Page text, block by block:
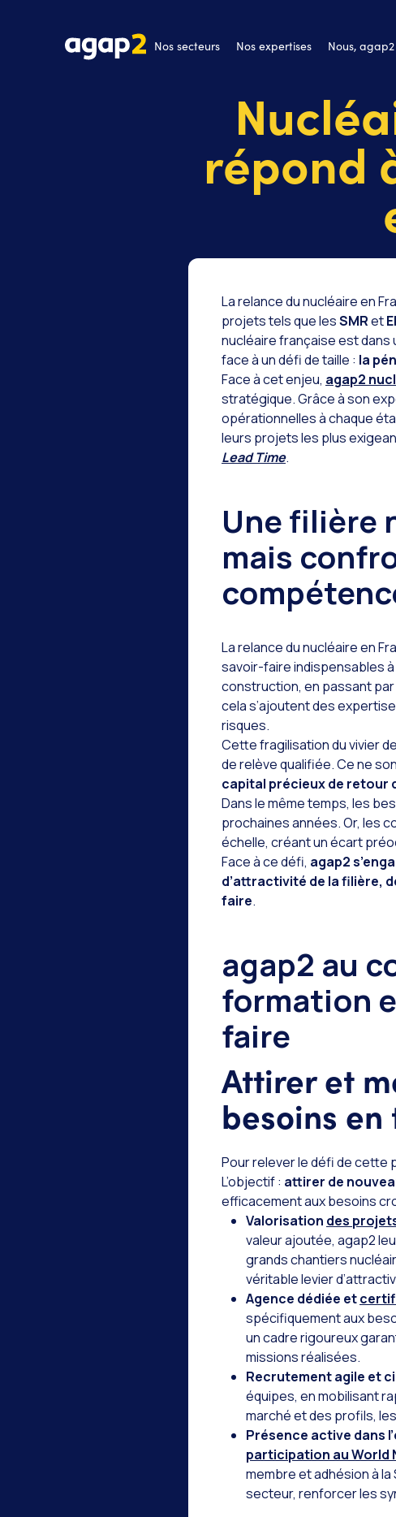
Nos secteurs Nos expertises Nous, agap2
répond
La relance du nucléaire en
projets tels que lesSMRet
nucléaire française est dans
face à un défi de taille : la
Face à cet enjeu, agap2
stratégique. Grâce à son
opérationnelles à chaque
leurs projets les plus
Lead Time.
Une filière
mais
La relance du nucléaire en
savoir-faire indispensables
construction, en passant par
cela s’ajoutent des
risques.
Cette fragilisation du vivier
de relève qualifiée. Ce ne
capital précieux de retour
Dans le même temps, les
prochaines années. Or, les
échelle, créant un écart
Face à ce défi, agap2
d’attractivité de la filière,
faire.
agap2 au
formation
faire
Attirer et
besoins
Pour relever le défi de cette
L’objectif : attirer de
efficacement aux besoins
Valorisation des
valeur ajoutée, agap2
grands chantiers
véritable levier
Agence dédiée et
spécifiquement aux
un cadre rigoureux
missions réalisées.
Recrutement agile et
équipes, en mobilisant
marché et des profils,
Présence active dans
participation au World
membre et adhésion à
secteur, renforcer les